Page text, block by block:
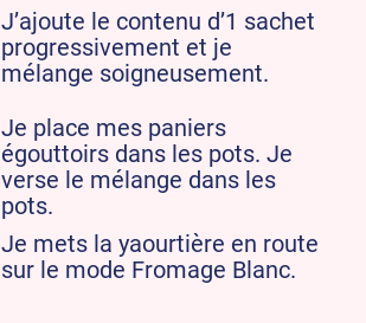
J’ajoute le contenu d’1 sachet
progressivement et je
mélange soigneusement.
Je place mes paniers
égouttoirs dans les pots. Je
verse le mélange dans les
pots.
Je mets la yaourtière en route
sur le mode Fromage Blanc.